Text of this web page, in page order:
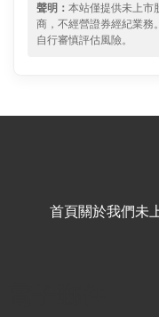
聲明： 本站僅提供未上市
商，不經營證券經紀業務
自行審慎評估風險。
首頁關於我們未